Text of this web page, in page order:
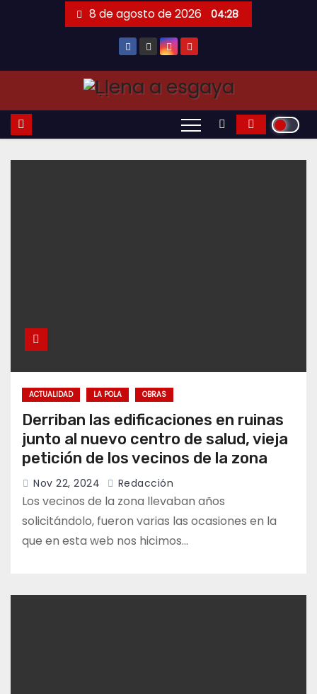
8 de agosto de 2026 04:28
ACTUALIDAD LA POLA OBRAS
Derriban las edificaciones en ruinas
junto al nuevo centro de salud, vieja
petición de los vecinos de la zona
Nov 22, 2024 Redacción
Los vecinos de la zona llevaban años
solicitándolo, fueron varias las ocasiones en la
que en esta web nos hicimos…